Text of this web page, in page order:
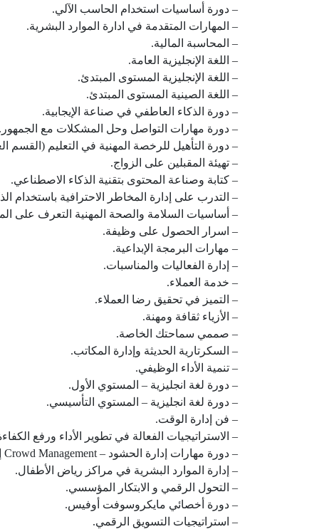
– دورة أساسيات استخدام الحاسب الآلي.
– المهارات المتقدمة في ادارة الموارد البشرية.
– المحاسبة المالية.
– اللغة الإنجليزية العامة.
– اللغة الإنجليزية المستوى المبتدئ.
– اللغة الصينية المستوى المبتدئ.
– دورة الذكاء العاطفي في صناعة الإيجابية.
– دورة مهارات التواصل وحل المشكلات مع الجمهور.
– دورة التأهيل للرخصة المهنية في التعليم (القسم
– تهيئة المقبلين على الزواج.
– كتابة وصناعة المحتوى بتقنية الذكاء الاصطناعي.
– التدرب على إدارة المخاطر الاحترافية باستخدام
– أساسيات السلامة والصحة المهنية التعرف على
– اسرار الحصول على وظيفة.
– مهارات البرمجة الإبداعية.
– إدارة الفعاليات والمناسبات.
– خدمة العملاء.
– التميز في تحقيق رضا العملاء.
– الأزياء ثقافة ومهنة.
– صممي سماحتك الخاصة.
– السكرتارية الحديثة وإدارة المكاتب.
– تنمية الأداء الوظيفي.
– دورة لغة انجليزية – المستوي الأول.
– دورة لغة انجليزية – المستوي التأسيسي.
– فن إدارة الوقت.
– الاستراتيجيات الفعالة في تطوير الأداء ورفع
– دورة مهارات إدارة الحشود – Crowd Management إدارة الفعاليات والمعارض والمؤتمرات.
– إدارة الموارد البشرية في مراكز رياض الأطفال.
– التحول الرقمي و الابتكار المؤسسي.
– دورة أخصائي مايكروسوفت أوفيس.
– استراتيجيات التسويق الرقمي.